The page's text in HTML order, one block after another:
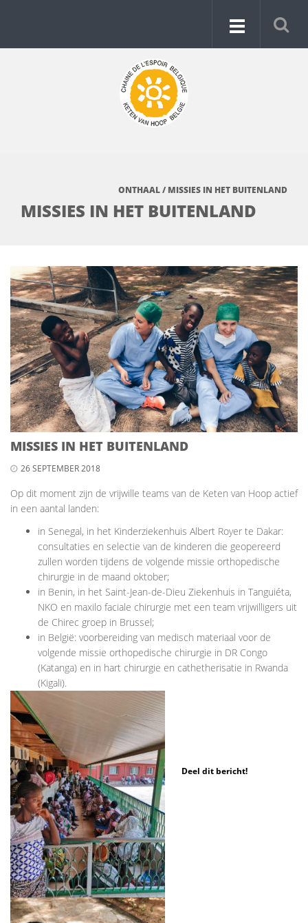
ONTHAAL/ MISSIES IN HET BUITENLAND
MISSIES IN HET BUITENLAND
MISSIES IN HET BUITENLAND
26 SEPTEMBER 2018
Op dit moment zijn de vrijwille teams van de Keten van Hoop actief
in een aantal landen:
in Senegal, in het Kinderziekenhuis Albert Royer te Dakar:
consultaties en selectie van de kinderen die geopereerd
zullen worden tijdens de volgende missie orthopedische
chirurgie in de maand oktober;
in Benin, in het Saint-Jean-de-Dieu Ziekenhuis in Tanguiéta,
NKO en maxilo faciale chirurgie met een team vrijwilligers uit
de Chirec groep in Brussel;
in België: voorbereiding van medisch materiaal voor de
volgende missie orthopedische chirurgie in DR Congo
(Katanga) en in hart chirurgie en cathetherisatie in Rwanda
(Kigali).
Deel dit bericht!